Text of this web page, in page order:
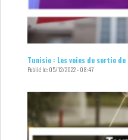
Tunisie : Les voies de sortie
Publié le:05/12/2022 - 08:47